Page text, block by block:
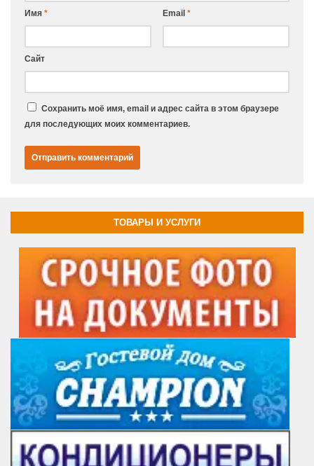
Имя * Email *
Сайт
Сохранить моё имя, email и адрес сайта в этом браузере
для последующих моих комментариев.
ТОВАРЫ И УСЛУГИ